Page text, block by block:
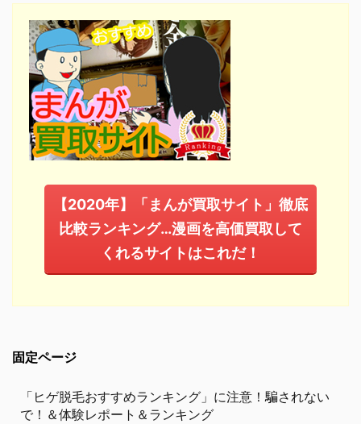
【2020年】「まんが買取サイト」徹底
比較ランキング…漫画を高価買取して
くれるサイトはこれだ！
固定ページ
「ヒゲ脱毛おすすめランキング」に注意！騙されない
で！＆体験レポート＆ランキング